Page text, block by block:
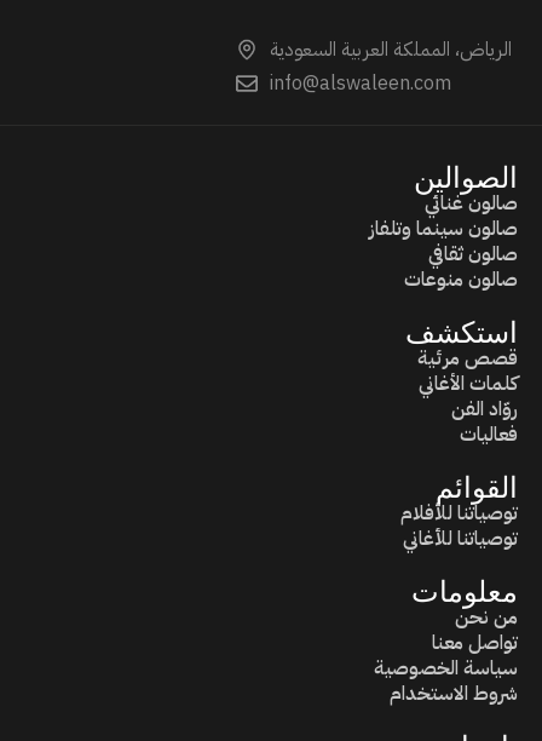
الرياض، المملكة العربية السعودية
info@alswaleen.com
الصوالين
صالون غنائي
صالون سينما وتلفاز
صالون ثقافي
صالون منوعات
استكشف
قصص مرئية
كلمات الأغاني
روّاد الفن
فعاليات
القوائم
توصياتنا للأفلام
توصياتنا للأغاني
معلومات
من نحن
تواصل معنا
سياسة الخصوصية
شروط الاستخدام